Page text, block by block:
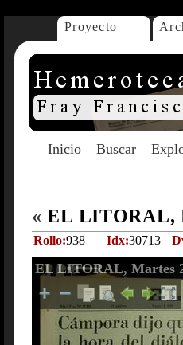
Proyecto
Inicio Buscar
« EL LITORAL,
Rollo:938 Idx:30713
EL LITORAL, Martes